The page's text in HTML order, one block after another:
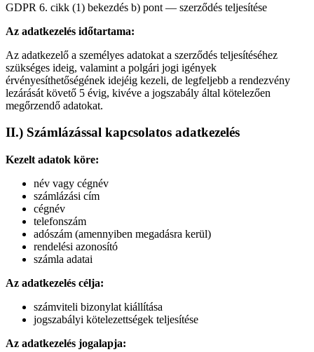
GDPR 6. cikk (1) bekezdés b) pont — szerződés teljesítése
Az adatkezelés időtartama:
Az adatkezelő a személyes adatokat a szerződés teljesítéséhez
szükséges ideig, valamint a polgári jogi igények
érvényesíthetőségének idejéig kezeli, de legfeljebb a rendezvény
lezárását követő 5 évig, kivéve a jogszabály által kötelezően
megőrzendő adatokat.
II.) Számlázással kapcsolatos adatkezelés
Kezelt adatok köre:
név vagy cégnév
számlázási cím
cégnév
telefonszám
adószám (amennyiben megadásra kerül)
rendelési azonosító
számla adatai
Az adatkezelés célja:
számviteli bizonylat kiállítása
jogszabályi kötelezettségek teljesítése
Az adatkezelés jogalapja: